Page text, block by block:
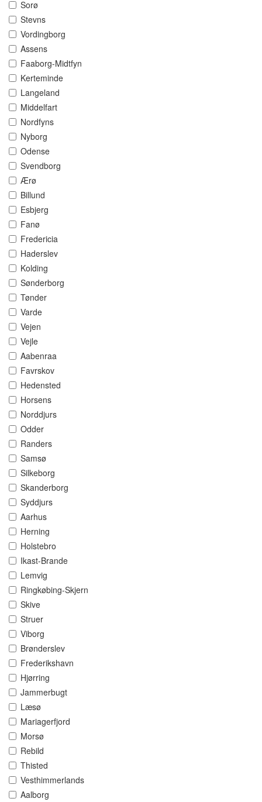
Sorø
Stevns
Vordingborg
Assens
Faaborg-Midtfyn
Kerteminde
Langeland
Middelfart
Nordfyns
Nyborg
Odense
Svendborg
Ærø
Billund
Esbjerg
Fanø
Fredericia
Haderslev
Kolding
Sønderborg
Tønder
Varde
Vejen
Vejle
Aabenraa
Favrskov
Hedensted
Horsens
Norddjurs
Odder
Randers
Samsø
Silkeborg
Skanderborg
Syddjurs
Aarhus
Herning
Holstebro
Ikast-Brande
Lemvig
Ringkøbing-Skjern
Skive
Struer
Viborg
Brønderslev
Frederikshavn
Hjørring
Jammerbugt
Læsø
Mariagerfjord
Morsø
Rebild
Thisted
Vesthimmerlands
Aalborg